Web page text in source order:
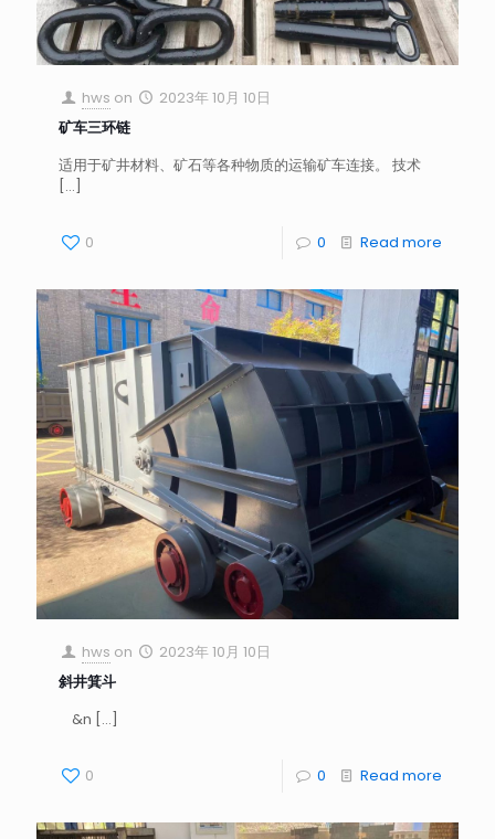
hws on
2023年 10月 10日
矿车三环链
适用于矿井材料、矿石等各种物质的运输矿车连接。 技术
[…]
0 0 Read more
hws on
2023年 10月 10日
斜井箕斗
&n […]
0 0 Read more